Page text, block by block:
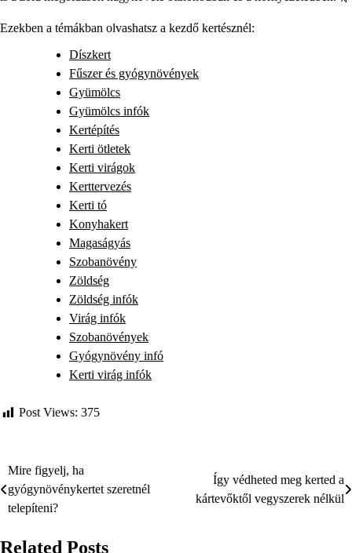
Ezekben a témákban olvashatsz a kezdő kertésznél:
Díszkert
Fűszer és gyógynövények
Gyümölcs
Gyümölcs infók
Kertépítés
Kerti ötletek
Kerti virágok
Kerttervezés
Kerti tó
Konyhakert
Magaságyás
Szobanövény
Zöldség
Zöldség infók
Virág infók
Szobanövények
Gyógynövény infó
Kerti virág infók
Post Views: 375
Bejegyzés
navigáció
Mire figyelj, ha
gyógynövénykertet szeretnél
telepíteni?
Így védheted meg kerted a
kártevőktől vegyszerek nélkül
Related Posts